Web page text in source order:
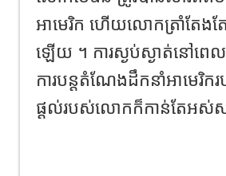
អាមេរិក ហើយលោកត្រាំតែងត
ឡើយ​ ។ ការស្ងប់ស្ងាត់នៅពេ
ការបន្តតំណែងដឹកនាំអាមេរិ
ផ្តល់របស់លោកក៏កាន់តែអស់